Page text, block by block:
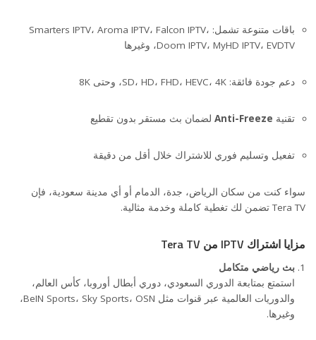
اشتراك IPTV من Tera TV بجودة 4K
باقات متنوعة تشمل: Smarters IPTV، Aroma IPTV، Falcon IPTV،
Doom IPTV، MyHD IPTV، EVDTV، وغيرها
دعم جودة فائقة: SD، HD، FHD، HEVC، 4K، وحتى 8K
تقنية Anti-Freeze لضمان بث مستقر بدون تقطيع
تفعيل وتسليم فوري للاشتراك خلال أقل من دقيقة
سواء كنت من سكان الرياض، جدة، الدمام أو أي مدينة سعودية، فإن
Tera TV تضمن لك تغطية كاملة وخدمة مثالية.
مزايا اشتراك IPTV من Tera TV
بث رياضي متكامل
استمتع بمتابعة الدوري السعودي، دوري أبطال أوروبا، كأس العالم،
والدوريات العالمية عبر قنوات مثل BeIN Sports، Sky Sports، OSN،
وغيرها.